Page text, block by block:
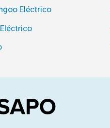
Eléctrico